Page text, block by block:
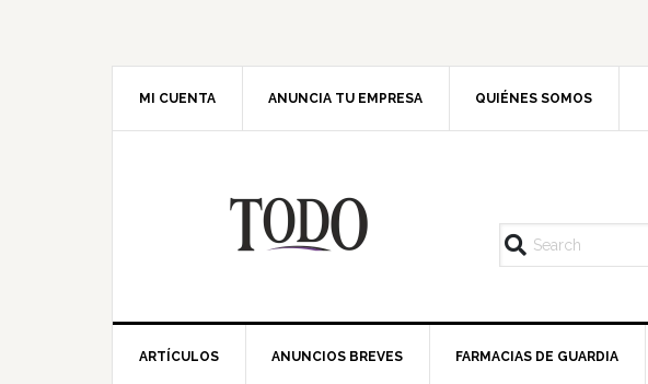
MI CUENTA ANUNCIA TU EMPRESA QUIÉNES SOMOS
ARTÍCULOS ANUNCIOS BREVES FARMACIAS DE GUARDIA